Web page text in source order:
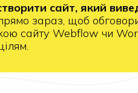
сайт, який
зараз, щоб
сайту Webflow чи